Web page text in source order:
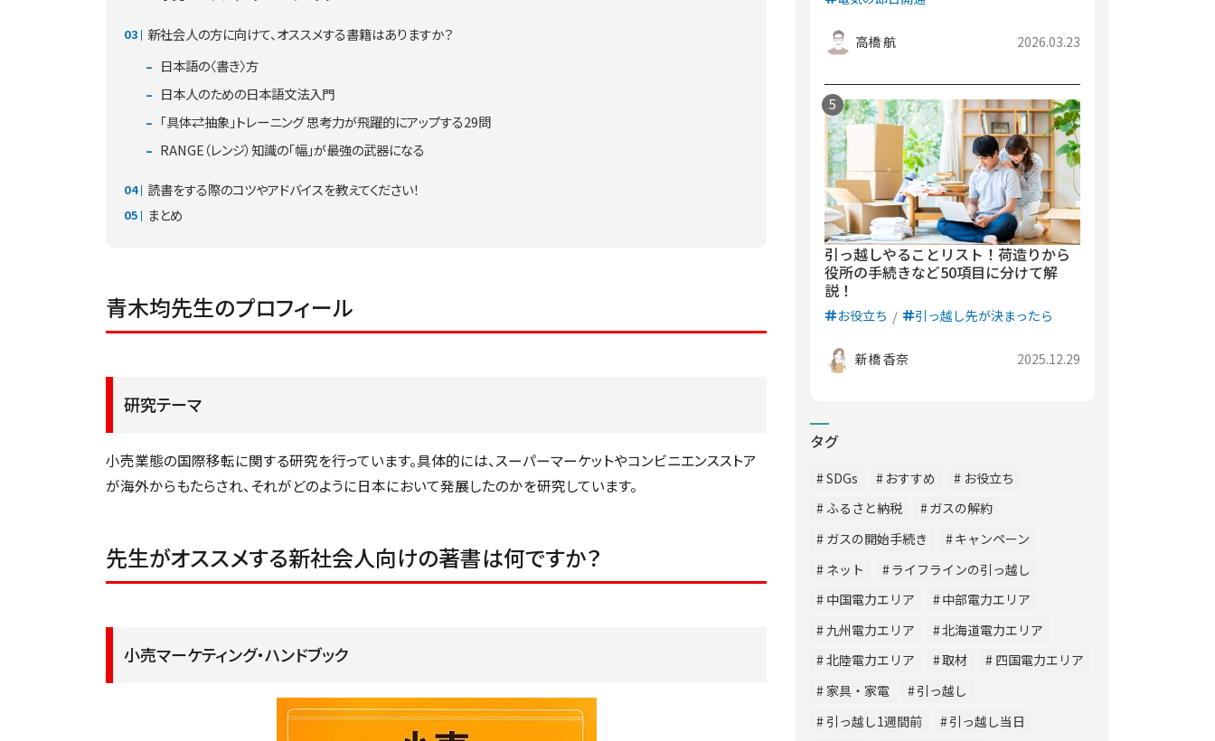
新社会人の方に向けて、オススメする書籍はありますか？
日本語の〈書き〉方
日本人のための日本語文法入門
「具体⇄抽象」トレーニング 思考力が飛躍的にアップする29問
RANGE（レンジ）知識の「幅」が最強の武器になる
読書をする際のコツやアドバイスを教えてください！
まとめ
青木均先生のプロフィール
研究テーマ
小売業態の国際移転に関する研究を行っています。具体的には、スーパーマーケットやコンビニエンスストア
が海外からもたらされ、それがどのように日本において発展したのかを研究しています。
先生がオススメする新社会人向けの著書は何ですか？
小売マーケティング・ハンドブック
高橋 航 2026.03.23
引っ越しやることリスト！荷造りから
役所の手続きなど50項目に分けて解
説！
お役立ち 引っ越し先が決まったら
新橋 香奈 2025.12.29
タグ
SDGs おすすめ
お役立ち
ふるさと納税
ガスの解約
ガスの開始手続き
キャンペーン
ネット
ライフラインの引っ越し
中国電力エリア
中部電力エリア
九州電力エリア
北海道電力エリア
北陸電力エリア
取材
四国電力エリア
家具・家電
引っ越し
引っ越し1週間前
引っ越し当日